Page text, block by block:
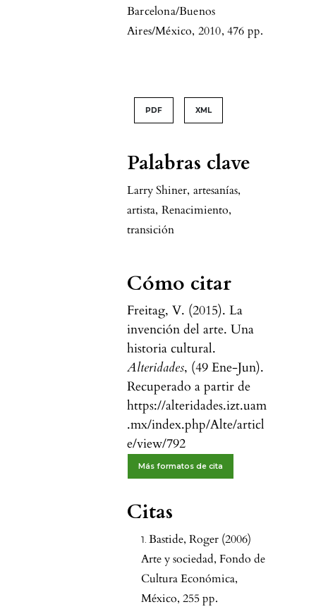
Palabras clave
Larry Shiner, artesanías,
artista, Renacimiento,
transición
Cómo citar
Freitag, V. (2015). La
invención del arte. Una
historia cultural.
Alteridades, (49 Ene-Jun).
Recuperado a partir de
https://alteridades.izt.uam
.mx/index.php/Alte/articl
e/view/792
Más formatos de cita
Barcelona/Buenos
Aires/México, 2010, 476 pp.
PDF XML
Citas
Bastide, Roger (2006)
Arte y sociedad, Fondo de
Cultura Económica,
México, 255 pp.